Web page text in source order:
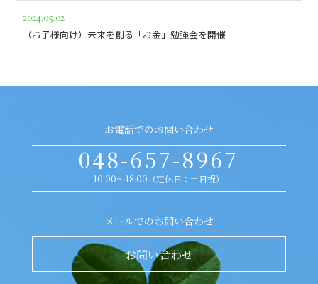
2024.05.02
（お子様向け）未来を創る「お金」勉強会を開催
お電話でのお問い合わせ
048-657-8967
10:00～18:00（定休日：土日祝）
メールでのお問い合わせ
お問い合わせ